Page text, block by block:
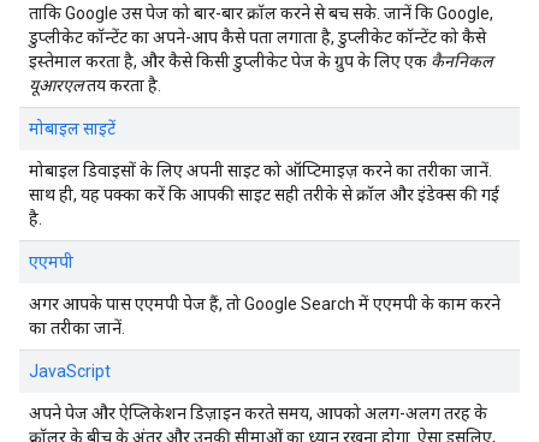
ताकि Google उस पेज को बार-बार क्रॉल करने से बच सके. जानें कि Google,
डुप्लीकेट कॉन्टेंट का अपने-आप कैसे पता लगाता है, डुप्लीकेट कॉन्टेंट को कैसे
इस्तेमाल करता है, और कैसे किसी डुप्लीकेट पेज के ग्रुप के लिए एक कैननिकल
यूआरएलतय करता है.
मोबाइल साइटें
मोबाइल डिवाइसों के लिए अपनी साइट को ऑप्टिमाइज़ करने का तरीका जानें.
साथ ही, यह पक्का करें कि आपकी साइट सही तरीके से क्रॉल और इंडेक्स की गई
है.
एएमपी
अगर आपके पास एएमपी पेज हैं, तो Google Search में एएमपी के काम करने
का तरीका जानें.
JavaScript
अपने पेज और ऐप्लिकेशन डिज़ाइन करते समय, आपको अलग-अलग तरह के
क्रॉलर के बीच के अंतर और उनकी सीमाओं का ध्यान रखना होगा. ऐसा इसलिए,